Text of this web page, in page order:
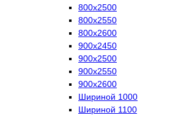
800х2500
800х2550
800х2600
900х2450
900х2500
900х2550
900х2600
Шириной 1000
Шириной 1100